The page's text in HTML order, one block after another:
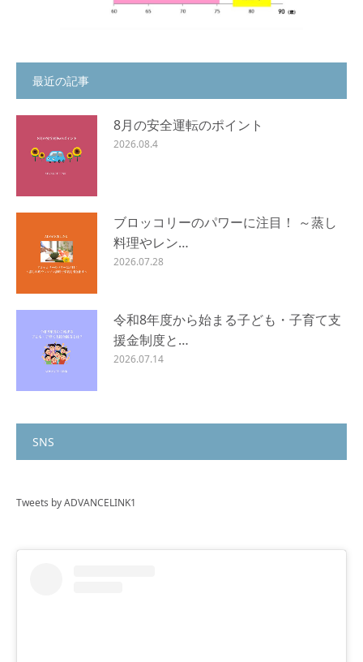
最近の記事
8月の安全運転のポイント
2026.08.4
ブロッコリーのパワーに注目！ ～蒸し
料理やレン…
2026.07.28
令和8年度から始まる子ども・子育て支
援金制度と…
2026.07.14
SNS
Tweets by ADVANCELINK1